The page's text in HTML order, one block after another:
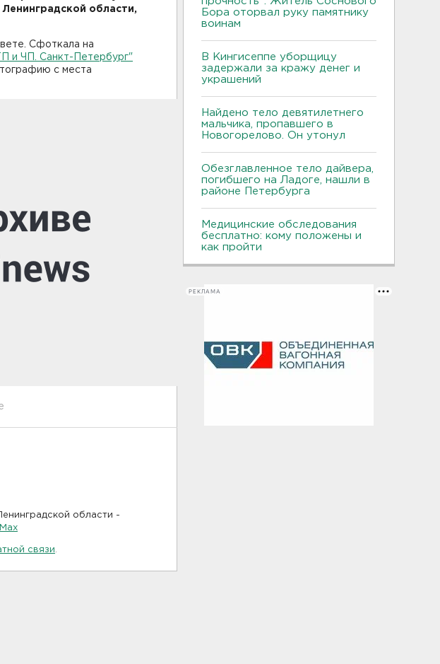
области,
Сфоткала на
и ЧП. Санкт-Петербург"
с места
области -
связи
Бора оторвал руку памятнику
воинам
В Кингисеппе уборщицу
задержали за кражу денег и
украшений
Найдено тело девятилетнего
мальчика, пропавшего в
Новогорелово. Он утонул
Обезглавленное тело дайвера,
погибшего на Ладоге, нашли в
районе Петербурга
Медицинские обследования
бесплатно: кому положены и
как пройти
РЕКЛАМА